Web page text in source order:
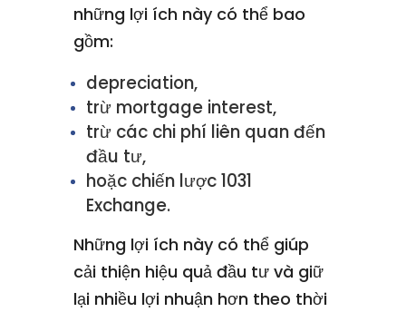
những lợi ích này có thể bao
gồm:
depreciation,
trừ mortgage interest,
trừ các chi phí liên quan đến
đầu tư,
hoặc chiến lược 1031
Exchange.
Những lợi ích này có thể giúp
cải thiện hiệu quả đầu tư và giữ
lại nhiều lợi nhuận hơn theo thời